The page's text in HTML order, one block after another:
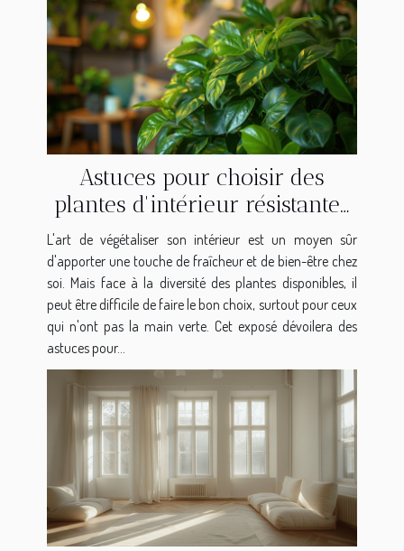
Astuces pour choisir des
plantes d'intérieur résistantes
et peu exigeantes
L'art de végétaliser son intérieur est un moyen sûr
d'apporter une touche de fraîcheur et de bien-être chez
soi. Mais face à la diversité des plantes disponibles, il
peut être difficile de faire le bon choix, surtout pour ceux
qui n'ont pas la main verte. Cet exposé dévoilera des
astuces pour...